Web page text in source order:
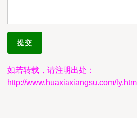
如若转载，请注明出处：
http://www.huaxiaxiangsu.com/ly.html